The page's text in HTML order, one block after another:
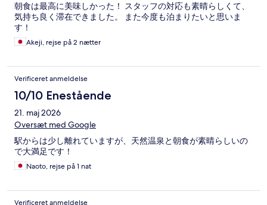
朝食は最高に美味しかった！ スタッフの対応も素晴らしくて、
気持ち良く滞在できました。 また今度も泊まりたいと思いま
す！
Akeji, rejse på 2 nætter
Verificeret anmeldelse
10/10 Enestående
21. maj 2026
Oversæt med Google
駅からは少し離れていますが、天然温泉と朝食が素晴らしいの
で大満足です！
Naoto, rejse på 1 nat
Verificeret anmeldelse